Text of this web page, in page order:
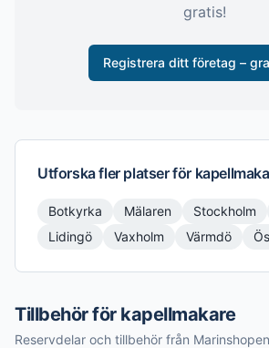
gratis!
Registrera ditt företag –
Utforska fler platser för
Botkyrka Mälaren Stockholm
Lidingö
Vaxholm Värmdö
Tillbehör för kapellmakare
Reservdelar och tillbehör från